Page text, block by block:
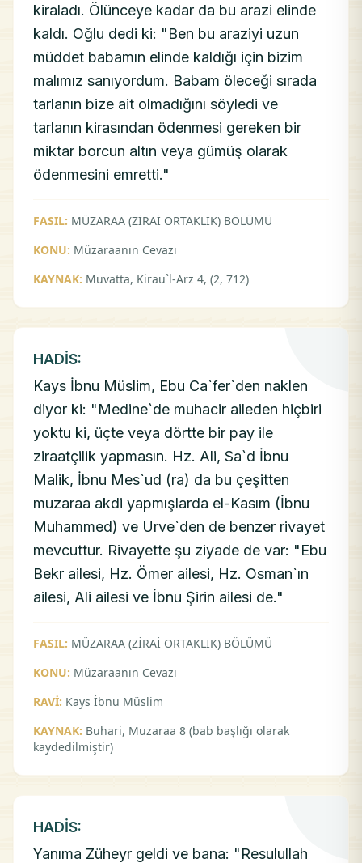
kiraladı. Ölünceye kadar da bu arazi elinde
kaldı. Oğlu dedi ki: "Ben bu araziyi uzun
müddet babamın elinde kaldığı için bizim
malımız sanıyordum. Babam öleceği sırada
tarlanın bize ait olmadığını söyledi ve
tarlanın kirasından ödenmesi gereken bir
miktar borcun altın veya gümüş olarak
ödenmesini emretti."
FASIL: MÜZARAA (ZİRAİ ORTAKLIK) BÖLÜMÜ
KONU: Müzaraanın Cevazı
KAYNAK: Muvatta, Kirau`l-Arz 4, (2, 712)
HADİS:
Kays İbnu Müslim, Ebu Ca`fer`den naklen
diyor ki: "Medine`de muhacir aileden hiçbiri
yoktu ki, üçte veya dörtte bir pay ile
ziraatçilik yapmasın. Hz. Ali, Sa`d İbnu
Malik, İbnu Mes`ud (ra) da bu çeşitten
muzaraa akdi yapmışlarda el-Kasım (İbnu
Muhammed) ve Urve`den de benzer rivayet
mevcuttur. Rivayette şu ziyade de var: "Ebu
Bekr ailesi, Hz. Ömer ailesi, Hz. Osman`ın
ailesi, Ali ailesi ve İbnu Şirin ailesi de."
FASIL: MÜZARAA (ZİRAİ ORTAKLIK) BÖLÜMÜ
KONU: Müzaraanın Cevazı
RAVİ: Kays İbnu Müslim
KAYNAK: Buhari, Muzaraa 8 (bab başlığı olarak
kaydedilmiştir)
HADİS:
Yanıma Züheyr geldi ve bana: "Resulullah